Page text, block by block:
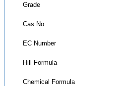
Grade
Cas No
EC Number
Hill Formula
Chemical Formula